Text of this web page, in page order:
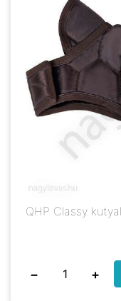
QHP Classy
− +